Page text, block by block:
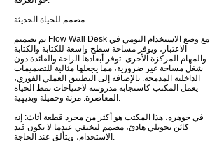
مصمم للحياة الحديثة
تم تصميم Flow Wall Desk مع وضع الاستخدام اليومي في
الاعتبار، ويوفر مساحة سطح واسعة للكتابة والكتابة
والمهام المركزة الأخرى. توفر أبعادها الراحة والفائدة دون
شغل مساحة غير ضرورية، مما يجعلها مثالية للتصميمات
الداخلية المدمجة. بالإضافة إلى التطبيق العملي الفوري،
يعمل المكتب كاستجابة مدروسة لاحتياجات نمط الحياة
في جوهره، هذا المكتب هو أكثر من مجرد قطعة أثاث: إنه
كائن تحويلي هادئ، مصمم ليختفي عندما لا يكون قيد